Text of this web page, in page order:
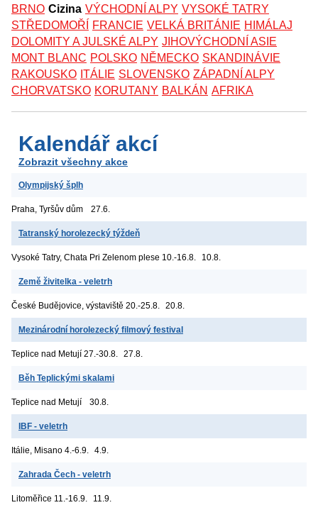
BRNO Cizina VÝCHODNÍ ALPY VYSOKÉ TATRY
STŘEDOMOŘÍ
FRANCIE VELKÁ BRITÁNIE HIMÁLAJ
DOLOMITY A JULSKÉ ALPY JIHOVÝCHODNÍ ASIE
MONT BLANC POLSKO NĚMECKO SKANDINÁVIE
RAKOUSKO ITÁLIE SLOVENSKO ZÁPADNÍ ALPY
CHORVATSKO KORUTANY BALKÁN AFRIKA
Kalendář akcí
Zobrazit všechny akce
Olympijský šplh
Praha, Tyršův dům 27.6.
Tatranský horolezecký týždeň
Vysoké Tatry, Chata Pri Zelenom plese 10.-16.8. 10.8.
Země živitelka - veletrh
České Budějovice, výstaviště 20.-25.8. 20.8.
Mezinárodní horolezecký filmový festival
Teplice nad Metují 27.-30.8. 27.8.
Běh Teplickými skalami
Teplice nad Metují 30.8.
IBF - veletrh
Itálie, Misano 4.-6.9. 4.9.
Zahrada Čech - veletrh
Litoměřice 11.-16.9. 11.9.